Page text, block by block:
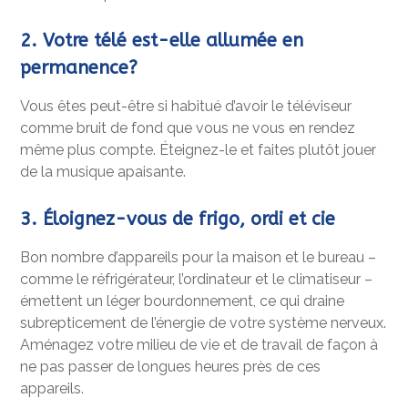
2. Votre télé est-elle allumée en
permanence?
Vous êtes peut-être si habitué d’avoir le téléviseur
comme bruit de fond que vous ne vous en rendez
même plus compte. Éteignez-le et faites plutôt jouer
de la musique apaisante.
3. Éloignez-vous de frigo, ordi et cie
Bon nombre d’appareils pour la maison et le bureau –
comme le réfrigérateur, l’ordinateur et le climatiseur –
émettent un léger bourdonnement, ce qui draine
subrepticement de l’énergie de votre système nerveux.
Aménagez votre milieu de vie et de travail de façon à
ne pas passer de longues heures près de ces
appareils.